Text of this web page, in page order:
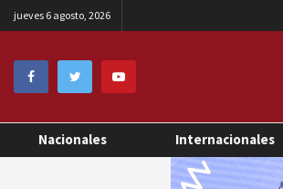
jueves 6 agosto, 2026
Nacionales Internacionales